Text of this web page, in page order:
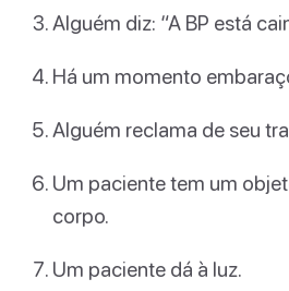
Alguém diz: “A BP está
Há um momento
Alguém reclama de seu
Um paciente tem um
corpo.
Um paciente dá à luz.